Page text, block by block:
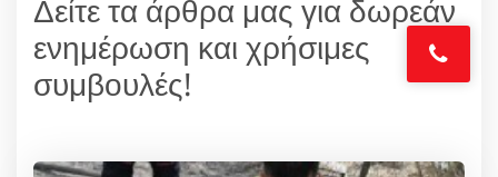
Δείτε τα άρθρα μας για δωρεάν
ενημέρωση και χρήσιμες
συμβουλές!